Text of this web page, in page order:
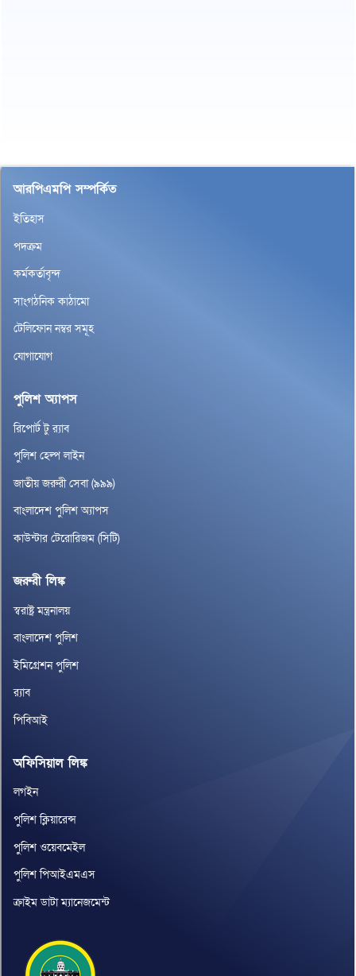
আরপিএমপি সম্পর্কিত
ইতিহাস
পদক্রম
কর্মকর্তাবৃন্দ
সাংগঠনিক কাঠামো
টেলিফোন নম্বর সমূহ
যোগাযোগ
পুলিশ অ্যাপস
রিপোর্ট টু র‌্যাব
পুলিশ হেল্প লাইন
জাতীয় জরুরী সেবা (৯৯৯)
বাংলাদেশ পুলিশ অ্যাপস
কাউন্টার টেরোরিজম (সিটি)
জরুরী লিঙ্ক
স্বরাষ্ট্র মন্ত্রনালয়
বাংলাদেশ পুলিশ
ইমিগ্রেশন পুলিশ
র‌্যাব
পিবিআই
অফিসিয়াল লিঙ্ক
লগইন
পুলিশ ক্লিয়ারেন্স
পুলিশ ওয়েবমেইল
পুলিশ পিআইএমএস
ক্রাইম ডাটা ম্যানেজমেন্ট